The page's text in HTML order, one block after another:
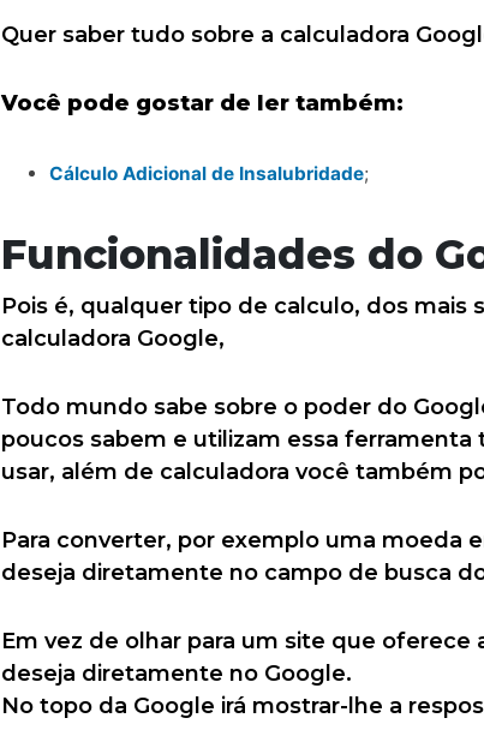
Quer saber tudo sobre a calculadora
Você pode gostar de ler também:
Cálculo Adicional de Insalubridade;
Funcionalidades do
Pois é, qualquer tipo de calculo, dos mais
calculadora Google,
Todo mundo sabe sobre o poder do
poucos sabem e utilizam essa
usar, além de calculadora você também
Para converter, por exemplo uma moeda
deseja diretamente no campo de busca
Em vez de olhar para um site que
deseja diretamente no Google.
No topo da Google irá mostrar-lhe a